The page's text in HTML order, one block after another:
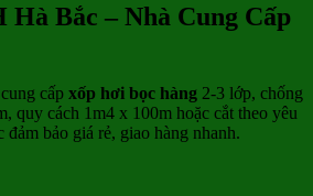
Hà Bắc – Nhà Cung Cấp
cấp xốp hơi bọc hàng 2-3 lớp, chống
quy cách 1m4 x 100m hoặc cắt theo yêu
bảo giá rẻ, giao hàng nhanh.